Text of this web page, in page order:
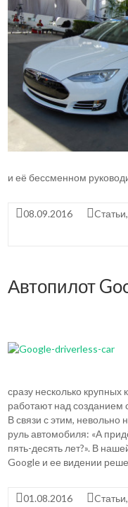
и её бессменном
08.09.2016 Cтатьи,
Автопилот
сразу несколько крупных
работают над созданием
В связи с этим, невольно
руль автомобиля: «А
пять-десять лет?». В
Google и ее видении
01.08.2016 Cтатьи,